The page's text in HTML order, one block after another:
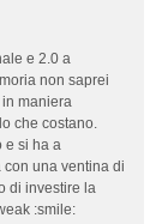
e 2.0 a
non saprei
maniera
che costano.
e si ha a
una ventina di
di investire la
:smile: